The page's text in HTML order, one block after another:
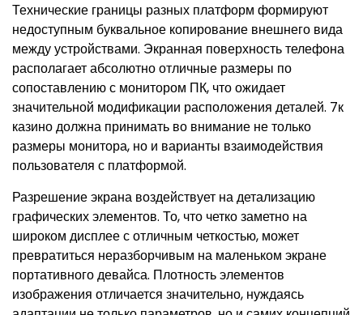
Технические границы разных платформ формируют
недоступным буквальное копирование внешнего вида
между устройствами. Экранная поверхность телефона
располагает абсолютно отличные размеры по
сопоставлению с монитором ПК, что ожидает
значительной модификации расположения деталей. 7к
казино должна принимать во внимание не только
размеры монитора, но и варианты взаимодействия
пользователя с платформой.
Разрешение экрана воздействует на детализацию
графических элементов. То, что четко заметно на
широком дисплее с отличным четкостью, может
превратиться неразборчивым на маленьком экране
портативного девайса. Плотность элементов
изображения отличается значительно, нуждаясь